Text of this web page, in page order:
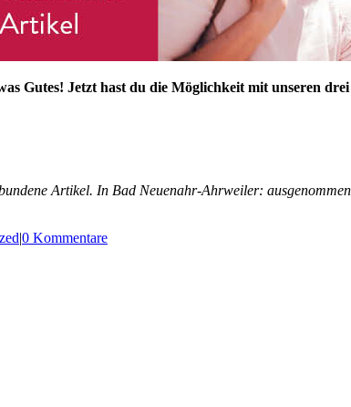
Gutes! Jetzt hast du die Möglichkeit mit unseren
Artikel. In Bad Neuenahr-Ahrweiler:
|0 Kommentare